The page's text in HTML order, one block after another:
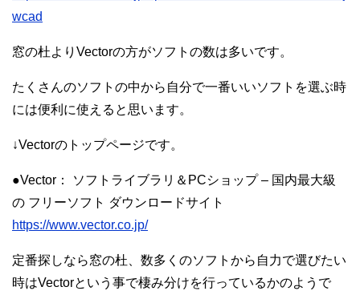
wcad
窓の杜よりVectorの方がソフトの数は多いです。
たくさんのソフトの中から自分で一番いいソフトを選ぶ時
には便利に使えると思います。
↓Vectorのトップページです。
●Vector： ソフトライブラリ＆PCショップ – 国内最大級
の フリーソフト ダウンロードサイト
https://www.vector.co.jp/
定番探しなら窓の杜、数多くのソフトから自力で選びたい
時はVectorという事で棲み分けを行っているかのようで